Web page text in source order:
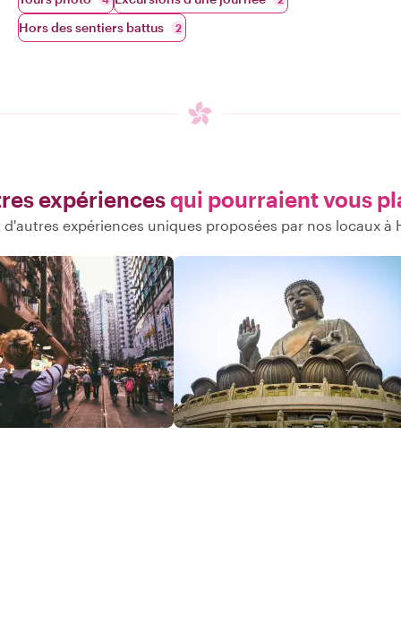
Hors des sentiers battus 2
expériencesqui pourraient vous
d'autres expériences uniques proposées par nos locaux à